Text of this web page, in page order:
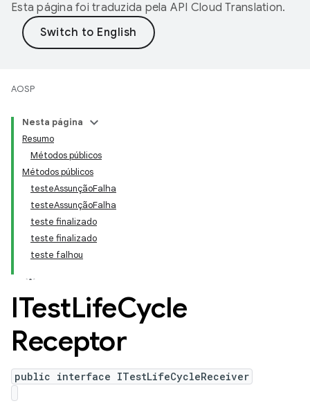
Esta página foi traduzida pela API Cloud Translation.
AOSP
Nesta página
Resumo
Métodos públicos
Métodos públicos
testeAssunçãoFalha
testeAssunçãoFalha
teste finalizado
teste finalizado
teste falhou
ITestLifeCycle
Receptor
public interface ITestLifeCycleReceiver